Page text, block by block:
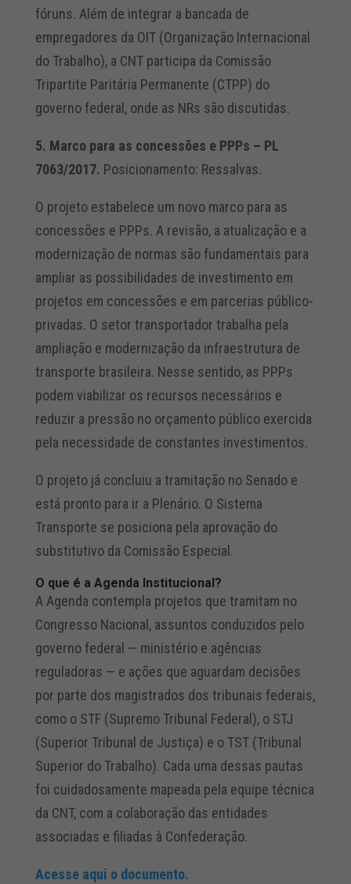
fóruns. Além de integrar a bancada de
empregadores da OIT (Organização Internacional
do Trabalho), a CNT participa da Comissão
Tripartite Paritária Permanente (CTPP) do
governo federal, onde as NRs são discutidas.
5. Marco para as concessões e PPPs – PL
7063/2017. Posicionamento: Ressalvas.
O projeto estabelece um novo marco para as
concessões e PPPs. A revisão, a atualização e a
modernização de normas são fundamentais para
ampliar as possibilidades de investimento em
projetos em concessões e em parcerias público-
privadas. O setor transportador trabalha pela
ampliação e modernização da infraestrutura de
transporte brasileira. Nesse sentido, as PPPs
podem viabilizar os recursos necessários e
reduzir a pressão no orçamento público exercida
pela necessidade de constantes investimentos.
O projeto já concluiu a tramitação no Senado e
está pronto para ir a Plenário. O Sistema
Transporte se posiciona pela aprovação do
substitutivo da Comissão Especial.
O que é a Agenda Institucional?
A Agenda contempla projetos que tramitam no
Congresso Nacional, assuntos conduzidos pelo
governo federal — ministério e agências
reguladoras — e ações que aguardam decisões
por parte dos magistrados dos tribunais federais,
como o STF (Supremo Tribunal Federal), o STJ
(Superior Tribunal de Justiça) e o TST (Tribunal
Superior do Trabalho). Cada uma dessas pautas
foi cuidadosamente mapeada pela equipe técnica
da CNT, com a colaboração das entidades
associadas e filiadas à Confederação.
Acesse aqui o documento.